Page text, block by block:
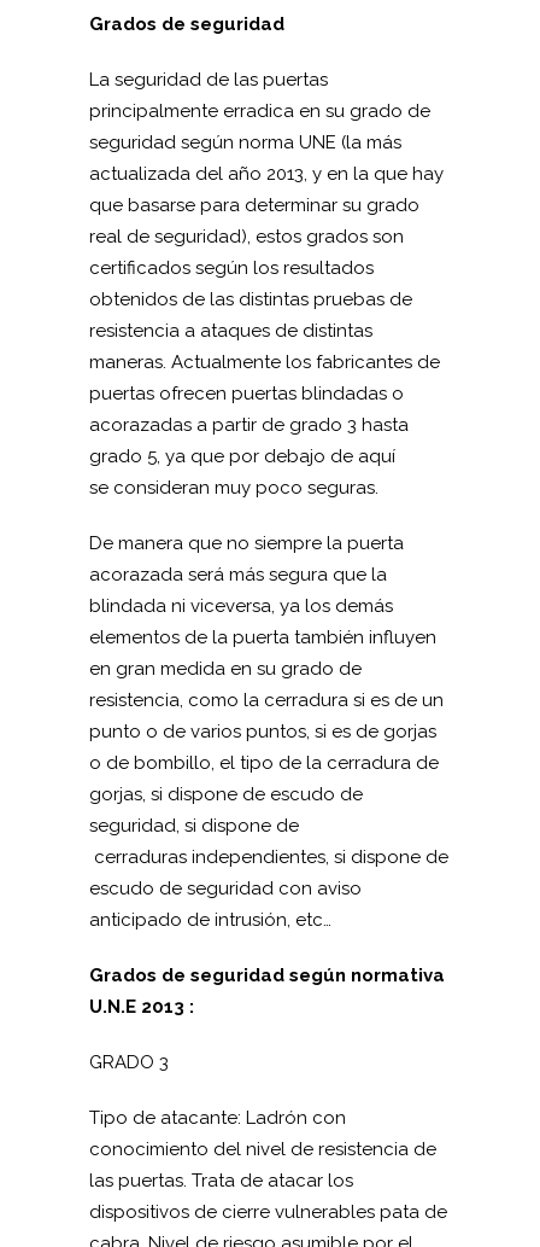
Grados de seguridad
La seguridad de las puertas
principalmente erradica en su grado de
seguridad según norma UNE (la más
actualizada del año 2013, y en la que hay
que basarse para determinar su grado
real de seguridad), estos grados son
certificados según los resultados
obtenidos de las distintas pruebas de
resistencia a ataques de distintas
maneras. Actualmente los fabricantes de
puertas ofrecen puertas blindadas o
acorazadas a partir de grado 3 hasta
grado 5, ya que por debajo de aquí
se consideran muy poco seguras.
De manera que no siempre la puerta
acorazada será más segura que la
blindada ni viceversa, ya los demás
elementos de la puerta también influyen
en gran medida en su grado de
resistencia, como la cerradura si es de un
punto o de varios puntos, si es de gorjas
o de bombillo, el tipo de la cerradura de
gorjas, si dispone de escudo de
seguridad, si dispone de
cerraduras independientes, si dispone de
escudo de seguridad con aviso
anticipado de intrusión, etc…
Grados de seguridad según normativa
U.N.E 2013 :
GRADO 3
Tipo de atacante: Ladrón con
conocimiento del nivel de resistencia de
las puertas. Trata de atacar los
dispositivos de cierre vulnerables pata de